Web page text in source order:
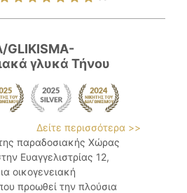
GLIKISMA-
γλυκά Τήνου
Δείτε περισσότερα >>
παραδοσιακής Χώρας
Ευαγγελιστρίας 12,
οικογενειακή
προωθεί την πλούσια